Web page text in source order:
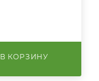
В КОРЗИНУ